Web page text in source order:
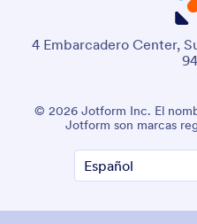
4 Embarcadero Center,
© 2026 Jotform Inc. El
Jotform son marcas